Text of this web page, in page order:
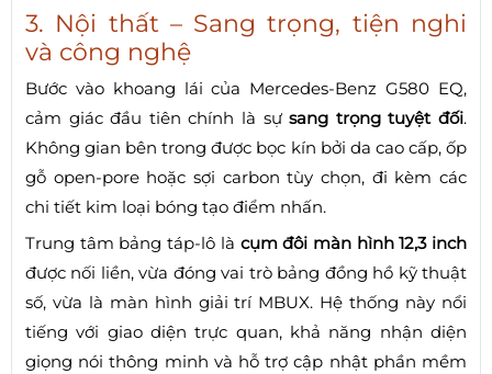
3. Nội thất – Sang trọng, tiện nghi
và công nghệ
Bước vào khoang lái của Mercedes-Benz G580 EQ,
cảm giác đầu tiên chính là sựsang trọng tuyệt đối.
Không gian bên trong được bọc kín bởi da cao cấp, ốp
gỗ open-pore hoặc sợi carbon tùy chọn, đi kèm các
chi tiết kim loại bóng tạo điểm nhấn.
Trung tâm bảng táp-lô là cụm đôi màn hình 12,3 inch
được nối liền, vừa đóng vai trò bảng đồng hồ kỹ thuật
số, vừa là màn hình giải trí MBUX. Hệ thống này nổi
tiếng với giao diện trực quan, khả năng nhận diện
giọng nói thông minh và hỗ trợ cập nhật phần mềm